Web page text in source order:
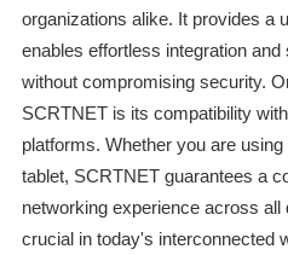
organizations alike. It provides a
enables effortless integration and
without compromising security.
SCRTNET is its compatibility
platforms. Whether you are
tablet, SCRTNET guarantees a
networking experience across
crucial in today's interconnected